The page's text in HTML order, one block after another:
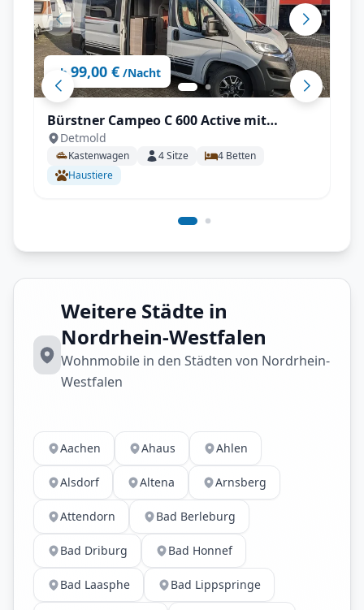
ab 99,00 € /Nacht
Bürstner Campeo C 600 Active mit
Aufstelldach, AHK - All inkl.
Detmold
Kastenwagen 4Sitze 4 Betten
Haustiere
Weitere Städte in
Nordrhein-Westfalen
Wohnmobile in den Städten von Nordrhein-
Westfalen
Aachen Ahaus Ahlen
Alsdorf Altena Arnsberg
Attendorn Bad Berleburg
Bad Driburg Bad Honnef
Bad Laasphe Bad Lippspringe